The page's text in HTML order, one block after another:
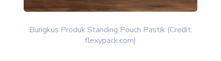
Bungkus Produk Standing Pouch Pastik (Credit:
flexypack.com)